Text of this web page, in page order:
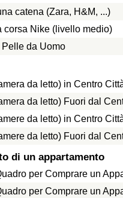
catena (Zara, H&M, ...)
corsa Nike (livello medio)
da Uomo
da letto) in Centro
da letto) Fuori dal
da letto) in Centro
da letto) Fuori dal
di un appartamento
per Comprare un
per Comprare un